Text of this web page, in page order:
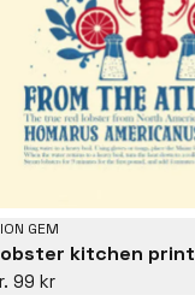
GEM
kitchen print
99 kr